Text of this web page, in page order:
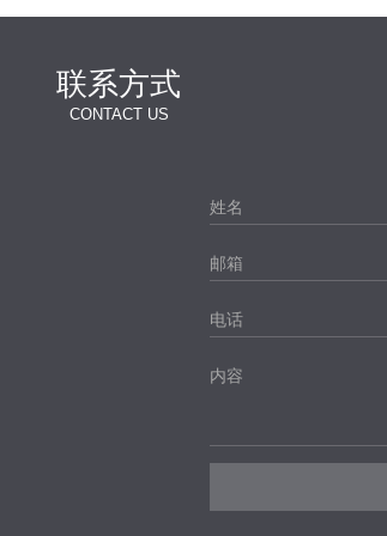
联系方式
CONTACT US
姓名
邮箱
电话
内容